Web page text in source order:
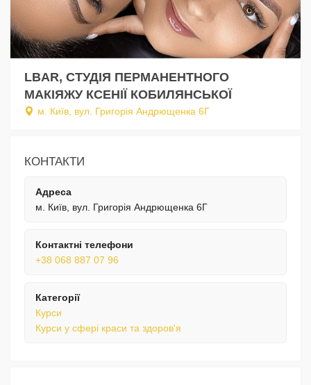
LBAR, СТУДІЯ ПЕРМАНЕНТНОГО
МАКІЯЖУ КСЕНІЇ КОБИЛЯНСЬКОЇ
м. Київ, вул. Григорія Андрющенка 6Г
КОНТАКТИ
Адреса
м. Київ, вул. Григорія Андрющенка 6Г
Контактні телефони
+38 068 887 07 96
Категорії
Курси
Курси у сфері краси та здоров'я